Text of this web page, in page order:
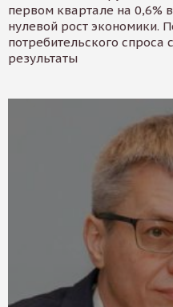
первом квартале на 0,6%
нулевой рост экономики.
потребительского
результаты